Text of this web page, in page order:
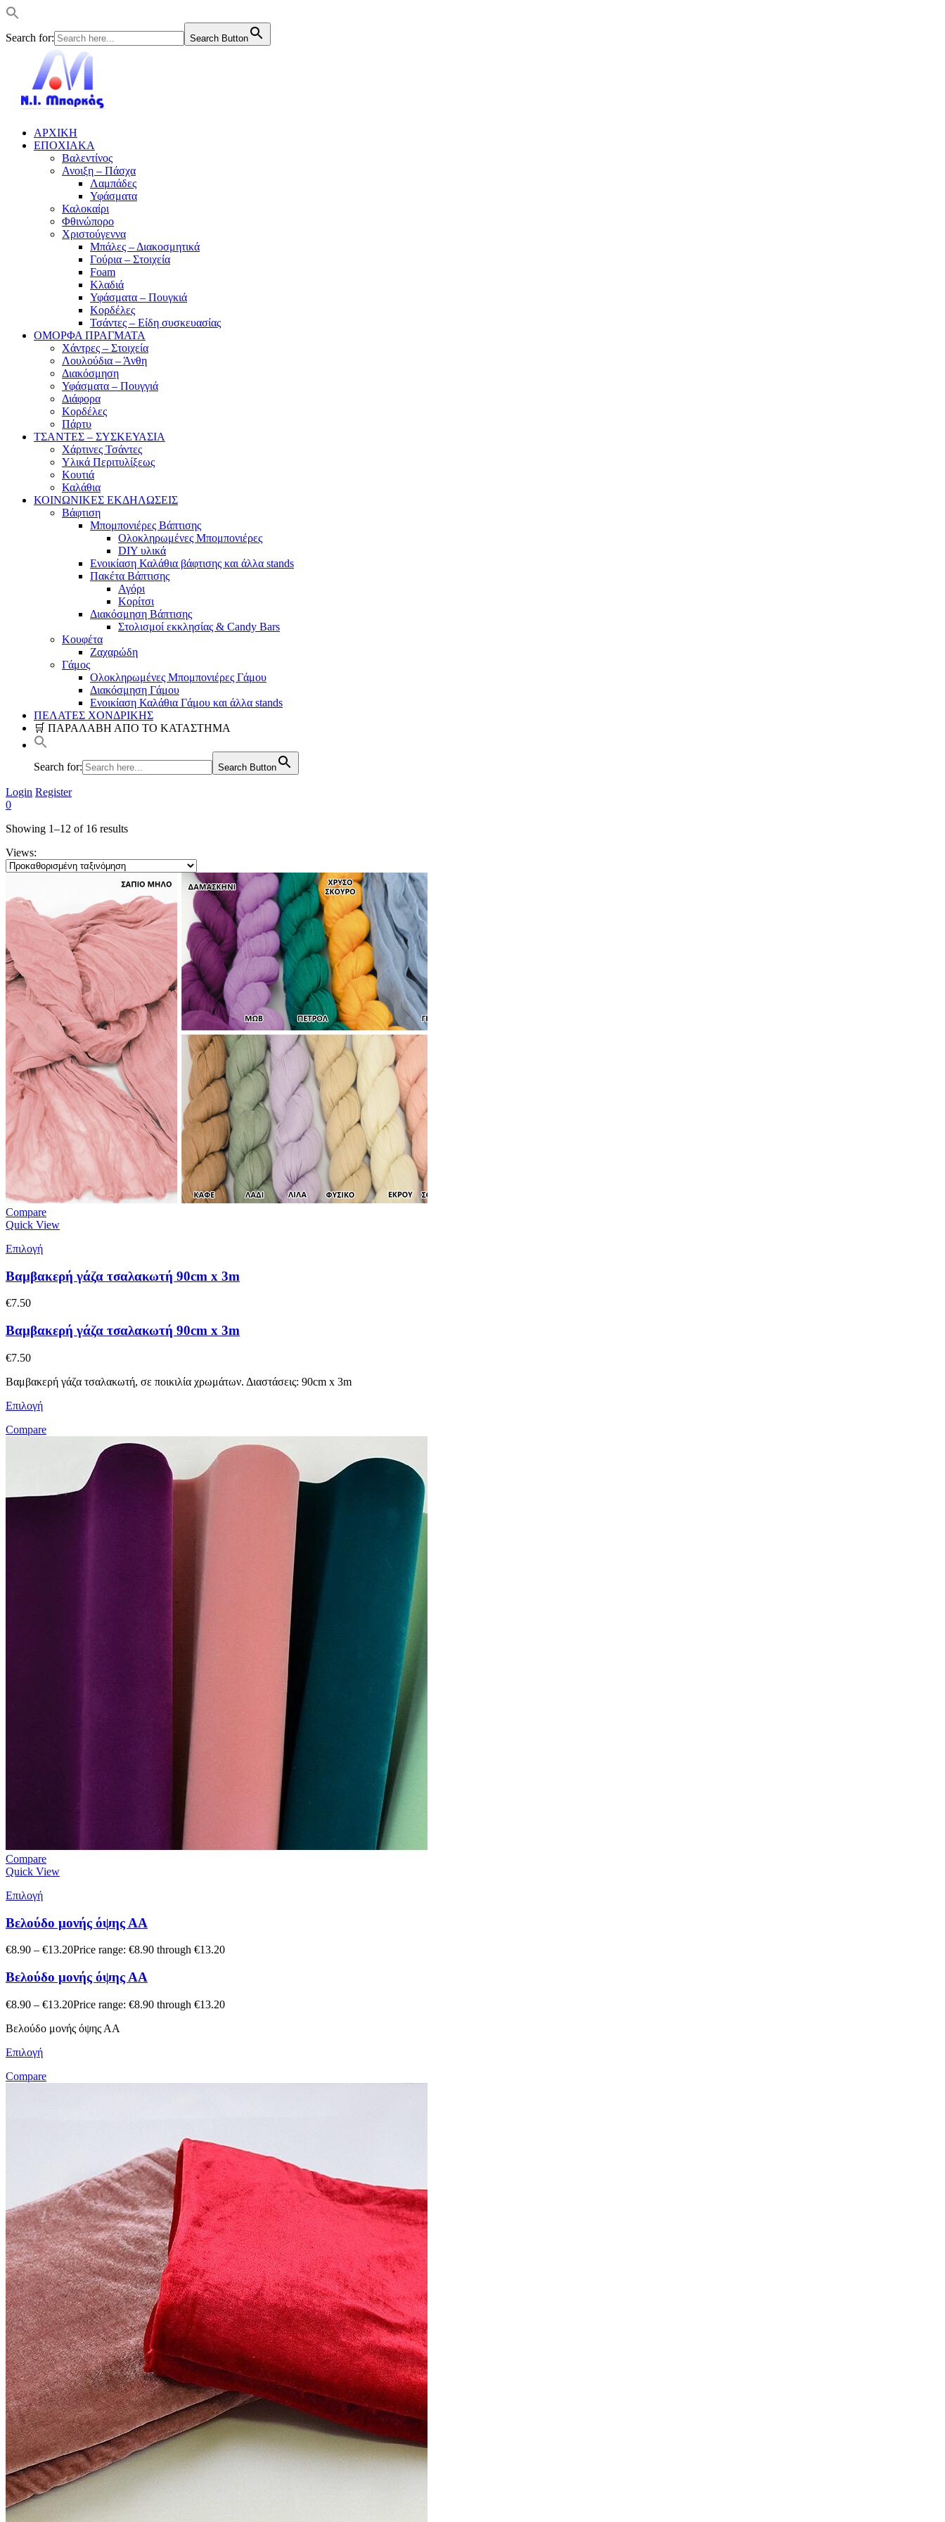
Search for: Search Button
ΑΡΧΙΚΗ
ΕΠΟΧΙΑΚΑ
Βαλεντίνος
Ανοιξη – Πάσχα
Λαμπάδες
Υφάσματα
Καλοκαίρι
Φθινώπορο
Χριστούγεννα
Μπάλες – Διακοσμητικά
Γούρια – Στοιχεία
Foam
Κλαδιά
Υφάσματα – Πουγκιά
Κορδέλες
Τσάντες – Είδη συσκευασίας
ΟΜΟΡΦΑ ΠΡΑΓΜΑΤΑ
Χάντρες – Στοιχεία
Λουλούδια – Άνθη
Διακόσμηση
Υφάσματα – Πουγγιά
Διάφορα
Κορδέλες
Πάρτυ
ΤΣΑΝΤΕΣ – ΣΥΣΚΕΥΑΣΙΑ
Χάρτινες Τσάντες
Υλικά Περιτυλίξεως
Κουτιά
Καλάθια
ΚΟΙΝΩΝΙΚΕΣ ΕΚΔΗΛΩΣΕΙΣ
Βάφτιση
Μπομπονιέρες Βάπτισης
Ολοκληρωμένες Μπομπονιέρες
DIY υλικά
Ενοικίαση Καλάθια βάφτισης και άλλα stands
Πακέτα Βάπτισης
Αγόρι
Κορίτσι
Διακόσμηση Βάπτισης
Στολισμοί εκκλησίας & Candy Bars
Κουφέτα
Ζαχαρώδη
Γάμος
Ολοκληρωμένες Μπομπονιέρες Γάμου
Διακόσμηση Γάμου
Ενοικίαση Καλάθια Γάμου και άλλα stands
ΠΕΛΑΤΕΣ ΧΟΝΔΡΙΚΗΣ
🛒 ΠΑΡΑΛΑΒΗ ΑΠΟ ΤΟ ΚΑΤΑΣΤΗΜΑ
Search for: Search Button
Login Register
0
Showing 1–12 of 16 results
Views:
Compare
Quick View
Επιλογή
Βαμβακερή γάζα τσαλακωτή 90cm x 3m
€7.50
Βαμβακερή γάζα τσαλακωτή 90cm x 3m
€7.50
Βαμβακερή γάζα τσαλακωτή, σε ποικιλία χρωμάτων. Διαστάσεις: 90cm x 3m
Επιλογή
Compare
Compare
Quick View
Επιλογή
Βελούδο μονής όψης ΑΑ
€8.90 – €13.20Price range: €8.90 through €13.20
Βελούδο μονής όψης ΑΑ
€8.90 – €13.20Price range: €8.90 through €13.20
Βελούδο μονής όψης ΑΑ
Επιλογή
Compare